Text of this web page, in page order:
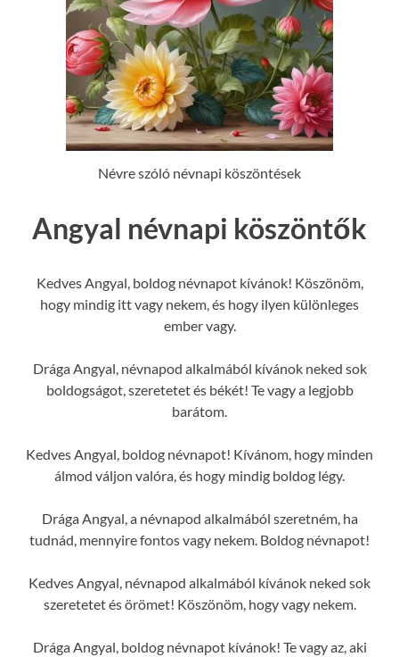
Névre szóló névnapi köszöntések
Angyal névnapi köszöntők
Kedves Angyal, boldog névnapot kívánok! Köszönöm,
hogy mindig itt vagy nekem, és hogy ilyen különleges
ember vagy.
Drága Angyal, névnapod alkalmából kívánok neked sok
boldogságot, szeretetet és békét! Te vagy a legjobb
barátom.
Kedves Angyal, boldog névnapot! Kívánom, hogy minden
álmod váljon valóra, és hogy mindig boldog légy.
Drága Angyal, a névnapod alkalmából szeretném, ha
tudnád, mennyire fontos vagy nekem. Boldog névnapot!
Kedves Angyal, névnapod alkalmából kívánok neked sok
szeretetet és örömet! Köszönöm, hogy vagy nekem.
Drága Angyal, boldog névnapot kívánok! Te vagy az, aki